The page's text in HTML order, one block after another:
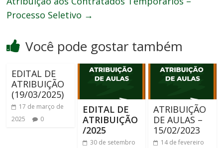
Processo Seletivo →
Você pode gostar também
EDITAL DE
ATRIBUIÇÃO
(19/03/2025)
17 de março de
2025
0
EDITAL DE
ATRIBUIÇÃO
/2025
30 de setembro
ATRIBUIÇÃO
DE AULAS –
15/02/2023
14 de fevereiro